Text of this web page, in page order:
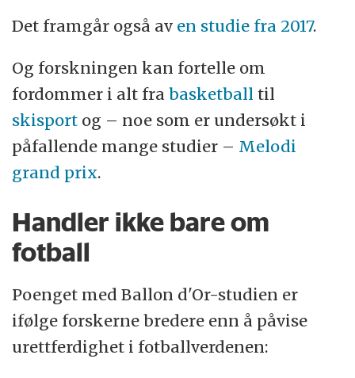
kultur for lojalitet og kollektivisme i et land
eller en region.
Det framgår også av en studie fra 2017.
Og forskningen kan fortelle om
fordommer i alt fra basketball til
skisport og – noe som er undersøkt i
påfallende mange studier – Melodi
grand prix.
Handler ikke bare om
fotball
Poenget med Ballon d'Or-studien er
ifølge forskerne bredere enn å påvise
urettferdighet i fotballverdenen: